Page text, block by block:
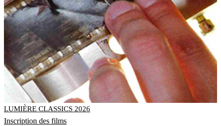
LUMIÈRE CLASSICS 2026
Inscription des films